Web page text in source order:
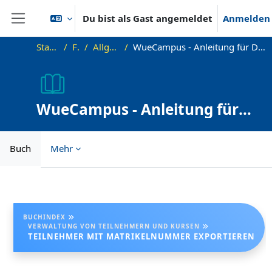
Website-Übersicht
Du bist als Gast angemeldet Anmelden
Startseite FAQ Allgemeines WueCampus - Anleitung für Dozenten und Kursbetreuer
WueCampus - Anleitung für
Dozenten und Kursbetreuer
Buch Mehr
BUCHINDEX
VERWALTUNG VON TEILNEHMERN UND KURSEN
TEILNEHMER MIT MATRIKELNUMMER EXPORTIEREN